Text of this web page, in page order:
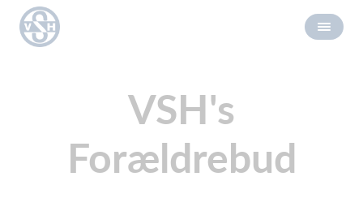
VSH's
Forældrebud